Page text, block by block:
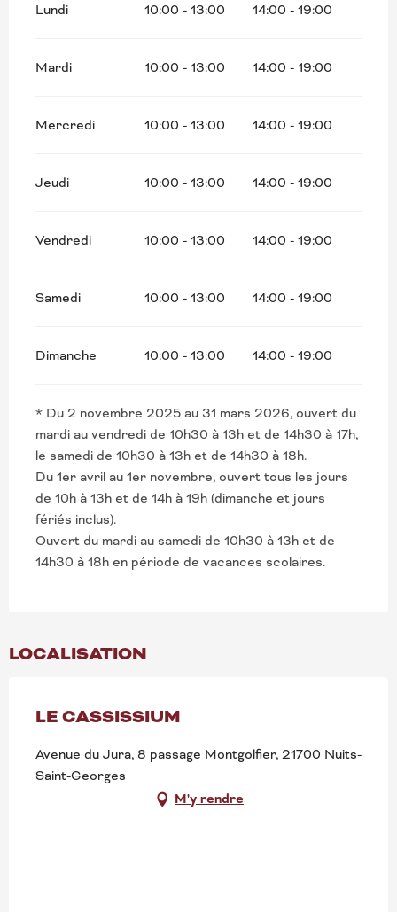
Lundi 10:00 - 13:00 14:00 - 19:00
Mardi 10:00 - 13:00 14:00 - 19:00
Mercredi 10:00 - 13:00 14:00 - 19:00
Jeudi 10:00 - 13:00 14:00 - 19:00
Vendredi 10:00 - 13:00 14:00 - 19:00
Samedi 10:00 - 13:00 14:00 - 19:00
Dimanche 10:00 - 13:00 14:00 - 19:00
* Du 2 novembre 2025 au 31 mars 2026, ouvert du
mardi au vendredi de 10h30 à 13h et de 14h30 à 17h,
le samedi de 10h30 à 13h et de 14h30 à 18h.
Du 1er avril au 1er novembre, ouvert tous les jours
de 10h à 13h et de 14h à 19h (dimanche et jours
fériés inclus).
Ouvert du mardi au samedi de 10h30 à 13h et de
14h30 à 18h en période de vacances scolaires.
LOCALISATION
LE CASSISSIUM
Avenue du Jura, 8 passage Montgolfier, 21700 Nuits-
Saint-Georges
M'y rendre